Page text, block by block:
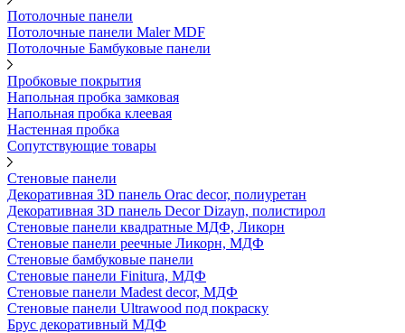
Потолочные панели
Потолочные панели Maler MDF
Потолочные Бамбуковые панели
Пробковые покрытия
Напольная пробка замковая
Напольная пробка клеевая
Настенная пробка
Сопутствующие товары
Стеновые панели
Декоративная 3D панель Orac decor, полиуретан
Декоративная 3D панель Decor Dizayn, полистирол
Стеновые панели квадратные МДФ, Ликорн
Стеновые панели реечные Ликорн, МДФ
Стеновые бамбуковые панели
Стеновые панели Finitura, МДФ
Стеновые панели Madest decor, МДФ
Стеновые панели Ultrawood под покраску
Брус декоративный МДФ